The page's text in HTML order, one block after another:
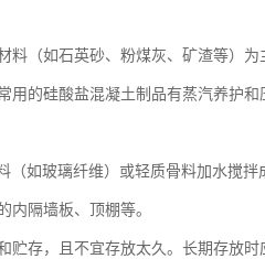
料（如石英砂、粉煤灰、矿渣等）
用的硅酸盐混凝土制品有蒸汽养护
（如玻璃纤维）或轻质骨料加水搅
内隔墙板、顶棚等。
贮存，且不宜存放太久。长期存放时